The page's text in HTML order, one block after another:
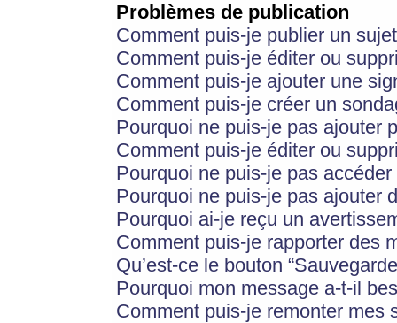
Problèmes de publication
Comment puis-je publier un
Comment puis-je éditer ou
Comment puis-je ajouter une
Comment puis-je créer un
Pourquoi ne puis-je pas ajouter
Comment puis-je éditer ou
Pourquoi ne puis-je pas
Pourquoi ne puis-je pas ajouter
Pourquoi ai-je reçu un
Comment puis-je rapporter des
Qu’est-ce le bouton
Pourquoi mon message a-t-il
Comment puis-je remonter mes